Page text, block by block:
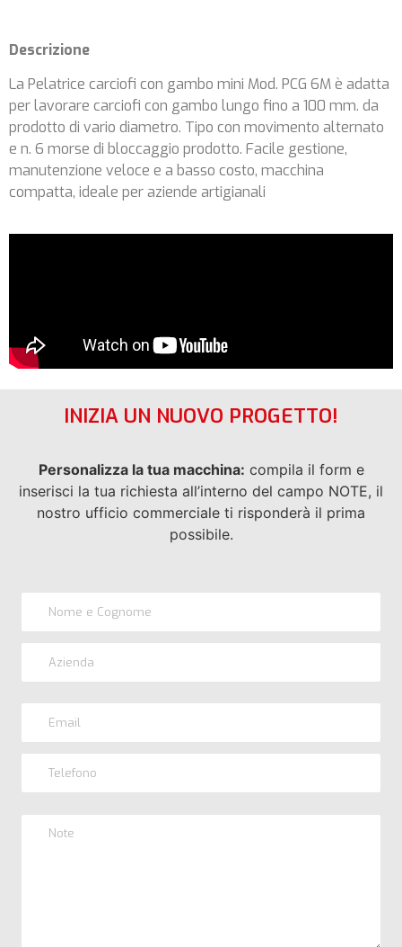
Descrizione
La Pelatrice carciofi con gambo mini Mod. PCG 6M è adatta
per lavorare carciofi con gambo lungo fino a 100 mm. da
prodotto di vario diametro. Tipo con movimento alternato
e n. 6 morse di bloccaggio prodotto. Facile gestione,
manutenzione veloce e a basso costo, macchina
compatta, ideale per aziende artigianali
INIZIA UN NUOVO PROGETTO!
Personalizza la tua macchina: compila il form e
inserisci la tua richiesta all’interno del campo NOTE, il
nostro ufficio commerciale ti risponderà il prima
possibile.